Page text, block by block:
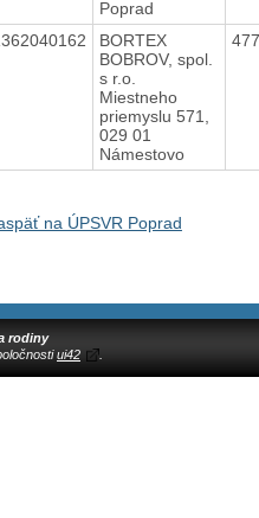
Poprad
BORTEX
BOBROV, spol.
s r.o.
Miestneho
priemyslu 571,
029 01
Námestovo
na ÚPSVR Poprad
rodiny
ui42